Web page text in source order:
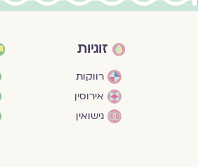
זוגיות
רווקות
אירוסין
נישואין